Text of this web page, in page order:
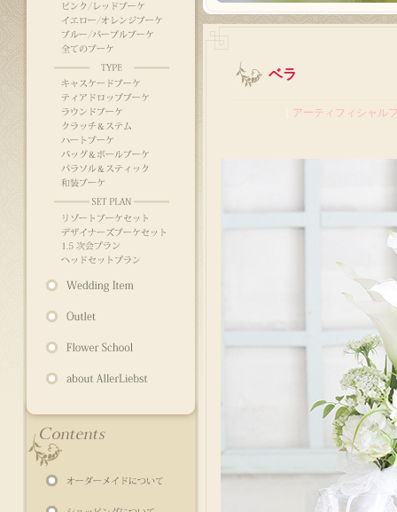
ベラ
アーティフィシャル